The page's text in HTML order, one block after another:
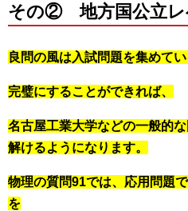
その② 地方国公立レ
良問の風は入試問題を集めてい
完璧にすることができれば、
名古屋工業大学などの一般的
解けるようになります。
物理の質問91では、応用問題
を